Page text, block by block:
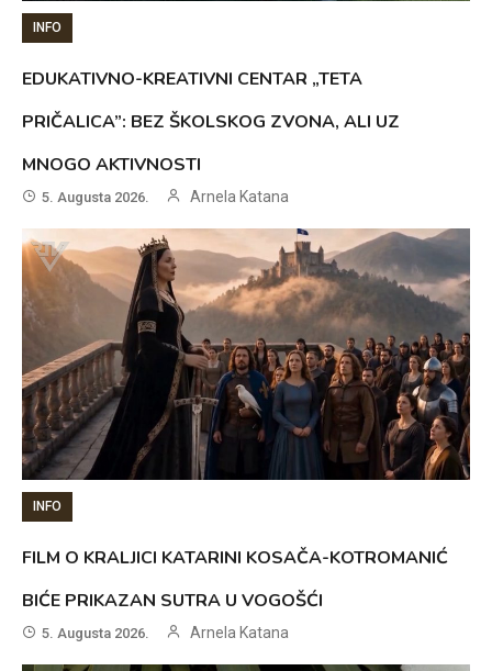
INFO
EDUKATIVNO-KREATIVNI CENTAR „TETA
PRIČALICA”: BEZ ŠKOLSKOG ZVONA, ALI UZ
MNOGO AKTIVNOSTI
5. Augusta 2026. Arnela Katana
INFO
FILM O KRALJICI KATARINI KOSAČA-KOTROMANIĆ
BIĆE PRIKAZAN SUTRA U VOGOŠĆI
5. Augusta 2026. Arnela Katana